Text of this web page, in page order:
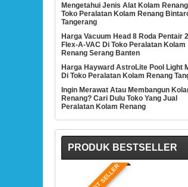
Mengetahui Jenis Alat Kolam
Toko Peralatan Kolam Renang
Tangerang
Harga Vacuum Head 8 Roda Pentair
Flex-A-VAC Di Toko Peralatan Kolam
Renang Serang Banten
Harga Hayward AstroLite Pool Light
Di Toko Peralatan Kolam Renang
Ingin Merawat Atau Membangun
Renang? Cari Dulu Toko Yang Jual
Peralatan Kolam Renang
PRODUK BESTSELLER